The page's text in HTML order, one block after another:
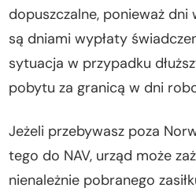
dopuszczalne, ponieważ
są dniami wypłaty
sytuacja w przypadku
pobytu za granicą w dni
Jeżeli przebywasz poza
tego do NAV, urząd może
nienależnie pobranego